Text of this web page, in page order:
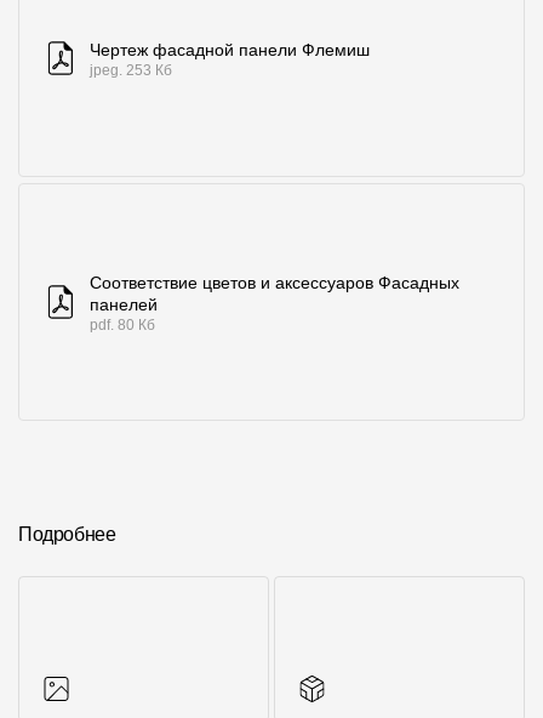
Чертеж фасадной панели Флемиш
jpeg. 253 Кб
Соответствие цветов и аксессуаров Фасадных
панелей
pdf. 80 Кб
Подробнее